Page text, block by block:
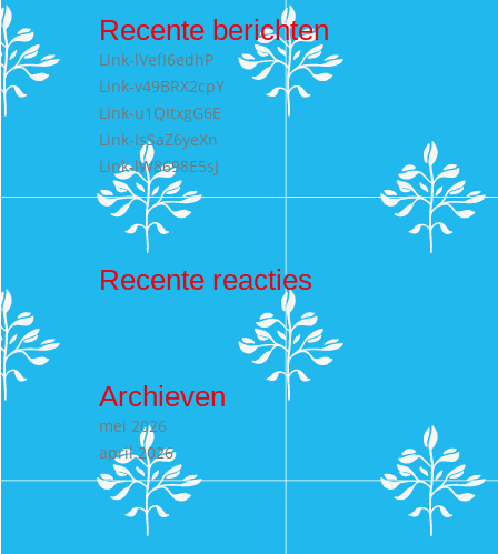
Recente berichten
Link-lVefI6edhP
Link-v49BRX2cpY
Link-u1QItxgG6E
Link-IsSaZ6yeXn
Link-lW8698E5sJ
Recente reacties
Archieven
mei 2026
april 2026